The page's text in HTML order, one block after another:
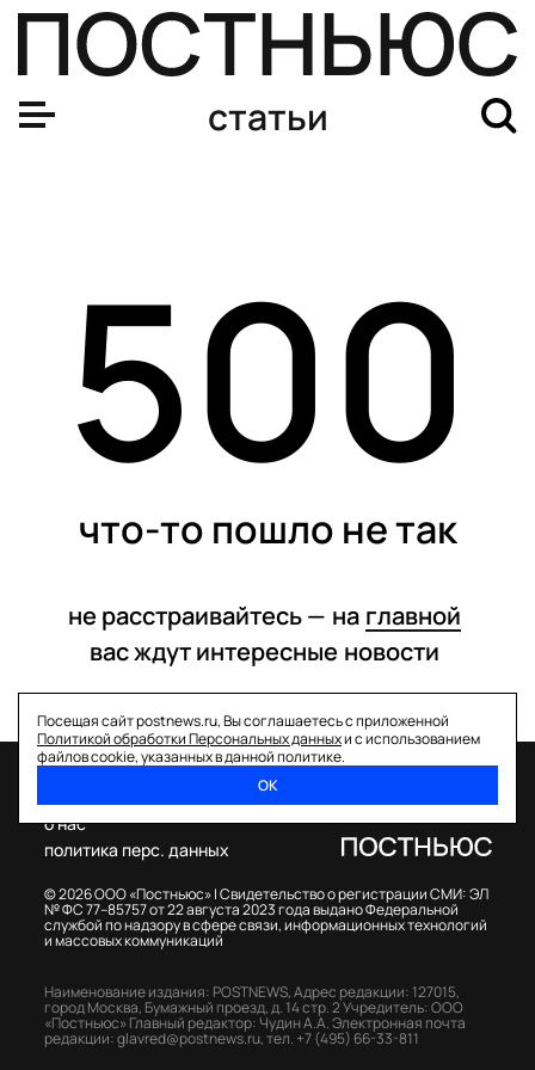
статьи
500
что-то пошло не так
не расстраивайтесь — на главной
вас ждут интересные новости
Посещая сайт postnews.ru, Вы соглашаетесь с приложенной
Политикой обработки Персональных данныхи с использованием
файлов cookie, указанных в данной политике.
ОК
© 2026 ООО «Постньюс» |Свидетельство о регистрации СМИ: ЭЛ
№ ФС 77–85757 от 22 августа 2023 года выдано Федеральной
службой по надзору в сфере связи, информационных технологий
и массовых коммуникаций
о нас
политика перс. данных
Наименование издания: POSTNEWS,Адрес редакции: 127015,
город Москва, Бумажный проезд, д. 14 стр. 2Учредитель: ООО
«Постньюс» Главный редактор: Чудин А.А.Электронная почта
редакции:glavred@postnews.ru,тел. +7 (495) 66-33-811
Аллергия, генетика или неправильный шампунь: